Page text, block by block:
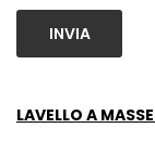
INVIA
LAVELLO A